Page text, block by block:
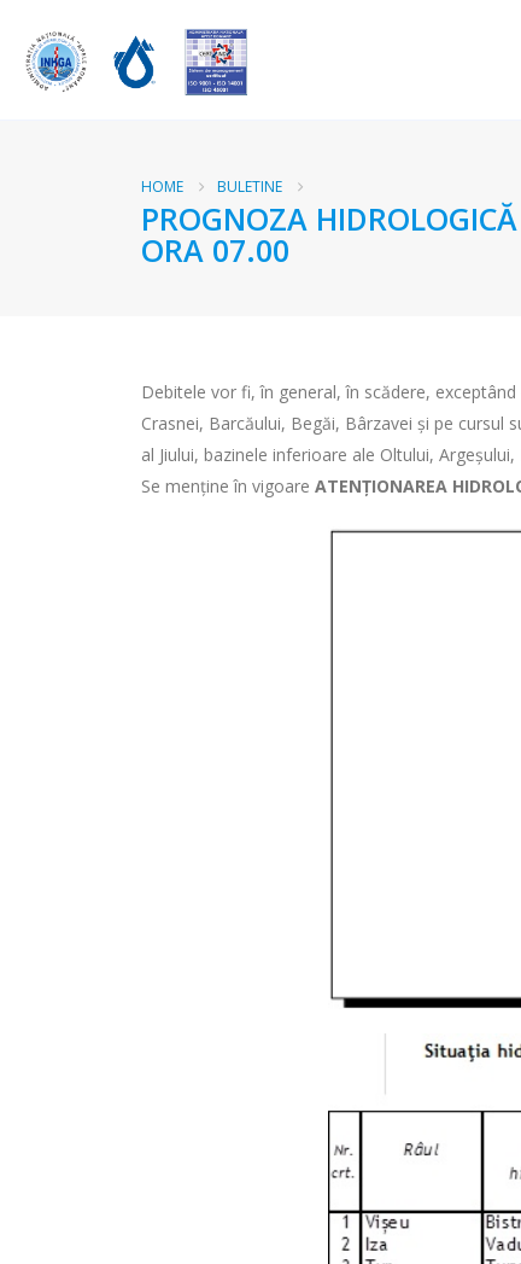
HOME BULETINE
PROGNOZA
ORA 07.00
Debitele vor fi, în general, în scădere,
Crasnei, Barcăului, Begăi, Bârzavei și pe
al Jiului, bazinele inferioare ale Oltului,
Se menține în vigoare ATENȚIONAREA